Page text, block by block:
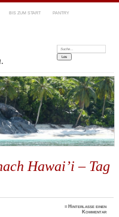
BIS ZUM START PANTRY
Suchen:
Hawai’i – Tag
≈ Hinterlasse einen
Kommentar